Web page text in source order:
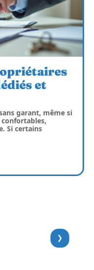
et
garant, même si
Si certains